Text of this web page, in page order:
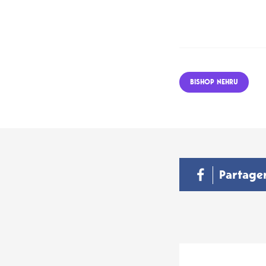
BISHOP NEHRU